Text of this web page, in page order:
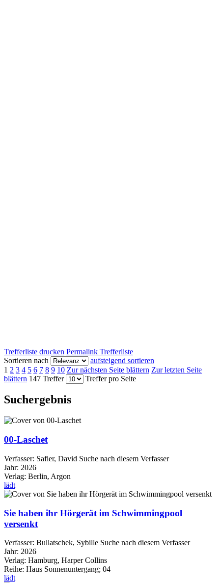
Trefferliste drucken Permalink Trefferliste
Sortieren nach
aufsteigend sortieren
1 2 3 4 5 6 7 8 9 10 Zur nächsten Seite blättern Zur letzten Seite
blättern 147 Treffer Treffer pro Seite
Suchergebnis
00-Laschet
Verfasser: Safier, David Suche nach diesem Verfasser
Jahr: 2026
Verlag: Berlin, Argon
lädt
Sie haben ihr Hörgerät im Schwimmingpool
versenkt
Verfasser: Bullatschek, Sybille Suche nach diesem Verfasser
Jahr: 2026
Verlag: Hamburg, Harper Collins
Reihe: Haus Sonnenuntergang; 04
lädt